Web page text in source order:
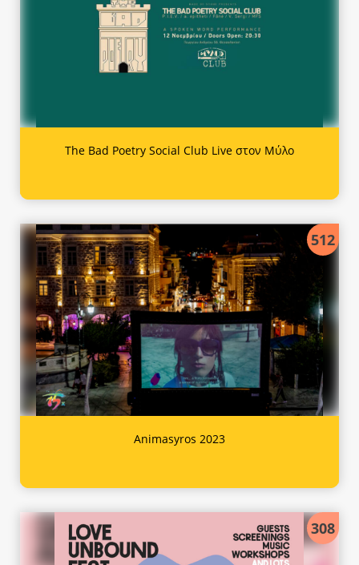
The Bad Poetry Social Club Live στον Μύλο
512
Animasyros 2023
308